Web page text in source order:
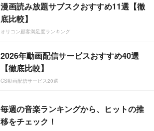
漫画読み放題サブスクおすすめ11選【徹
底比較】
オリコン顧客満足度ランキング
2026年動画配信サービスおすすめ40選
【徹底比較】
CS動画配信サービス20選
毎週の音楽ランキングから、ヒットの推
移をチェック！